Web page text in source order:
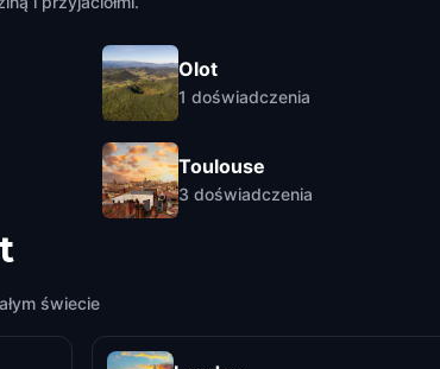
Olot
1 doświadczenia
Toulouse
3 doświadczenia
świecie